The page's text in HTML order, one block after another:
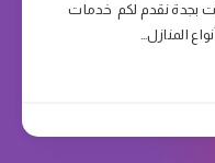
بجدة نقدم لكم خدمات
المنازل…